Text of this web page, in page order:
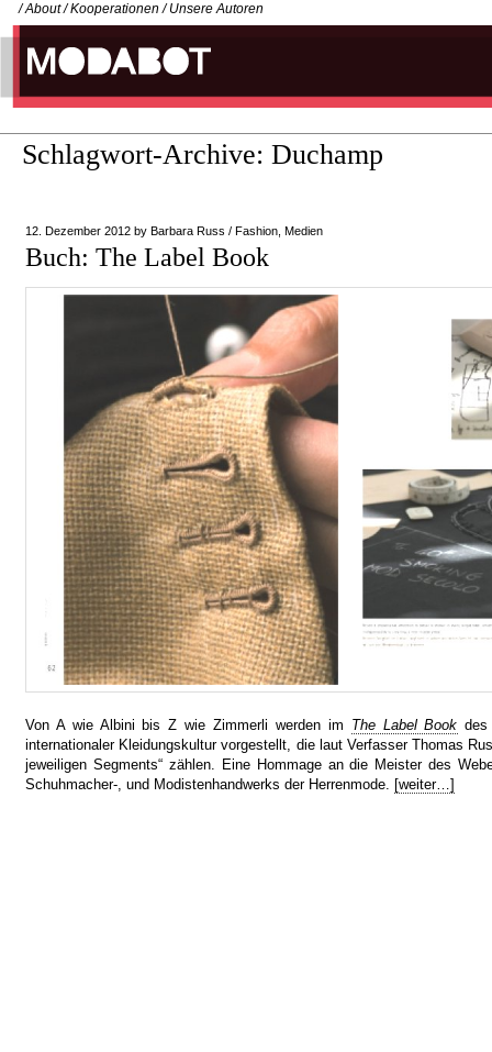
/ About / Kooperationen / Unsere Autoren
Schlagwort-Archive: Duchamp
12. Dezember 2012 by Barbara Russ / Fashion Medien
Buch: The Label Book
Von A wie Albini bis Z wie Zimmerli werden im The Label Book
internationaler Kleidungskultur vorgestellt, die laut Verfasser Thomas
jeweiligen Segments“ zählen. Eine Hommage an die Meister des
Schuhmacher-, und Modistenhandwerks der Herrenmode. [weiter…]